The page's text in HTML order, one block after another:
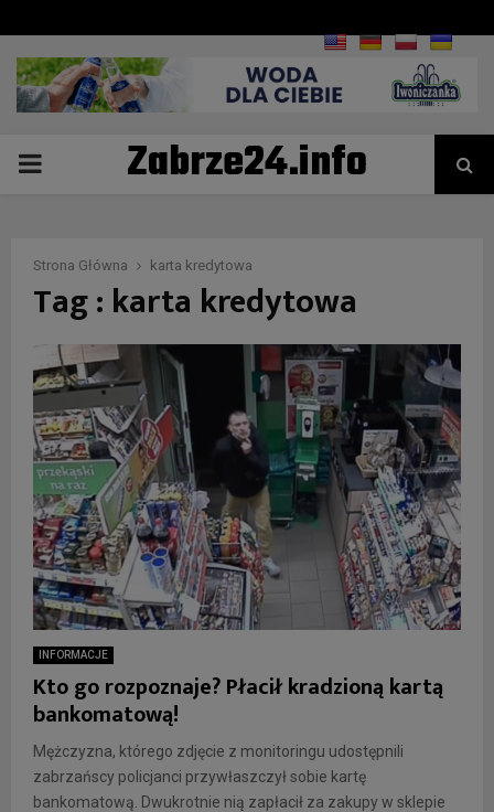
PRIMARYZabrze24.info
Strona Główna karta kredytowa
Tag : karta kredytowa
INFORMACJE
Kto go rozpoznaje? Płacił kradzioną kartą
bankomatową!
Mężczyzna, którego zdjęcie z monitoringu udostępnili
zabrzańscy policjanci przywłaszczył sobie kartę
bankomatową. Dwukrotnie nią zapłacił za zakupy w sklepie